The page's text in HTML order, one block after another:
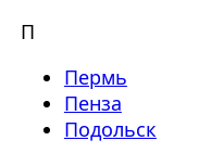
П
Пермь
Пенза
Подольск